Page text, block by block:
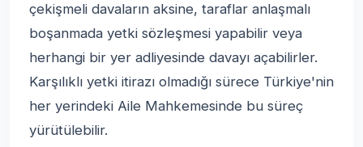
çekişmeli davaların aksine, taraflar anlaşmalı
boşanmada yetki sözleşmesi yapabilir veya
herhangi bir yer adliyesinde davayı açabilirler.
Karşılıklı yetki itirazı olmadığı sürece Türkiye'nin
her yerindeki Aile Mahkemesinde bu süreç
yürütülebilir.